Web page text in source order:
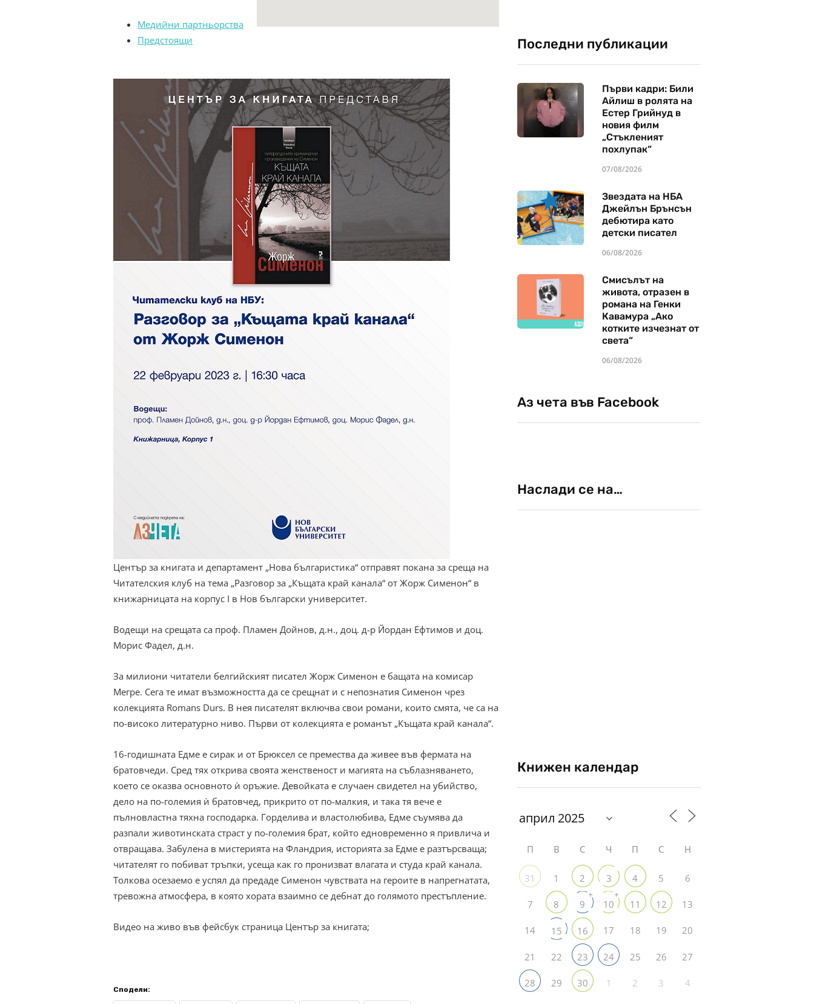
Медийни партньорства
Предстоящи
Център за книгата и департамент „Нова българистика“ отправят покана за среща на
Читателския клуб на тема „Разговор за „Къщата край канала“ от Жорж Сименон“ в
книжарницата на корпус I в Нов български университет.
Водещи на срещата са проф. Пламен Дойнов, д.н., доц. д-р Йордан Ефтимов и доц.
Морис Фадел, д.н.
За милиони читатели белгийският писател Жорж Сименон е бащата на комисар
Мегре. Сега те имат възможността да се срещнат и с непознатия Сименон чрез
колекцията Romans Durs. В нея писателят включва свои романи, които смята, че са на
по-високо литературно ниво. Първи от колекцията е романът „Къщата край канала“.
16-годишната Едме e сирак и от Брюксел се премества да живее във фермата на
братовчеди. Сред тях открива своята женственост и магията на съблазняването,
което се оказва основното ѝ оръжие. Девойката е случаен свидетел на убийство,
дело на по-големия ѝ братовчед, прикрито от по-малкия, и така тя вече е
пълновластна тяхна господарка. Горделива и властолюбива, Едме съумява да
разпали животинската страст у по-големия брат, който едновременно я привлича и
отвращава. Забулена в мистерията на Фландрия, историята за Едме е разтърсваща;
читателят го побиват тръпки, усеща как го пронизват влагата и студа край канала.
Толкова осезаемо е успял да предаде Сименон чувствата на героите в напрегнатата,
тревожна атмосфера, в която хората взаимно се дебнат до голямото престъпление.
Видео на живо във фейсбук страница Център за книгата;
Сподели:
Последни публикации
Първи кадри: Били
Айлиш в ролята на
Естер Грийнуд в
новия филм
„Стъкленият
похлупак“
07/08/2026
Звездата на НБА
Джейлън Брънсън
дебютира като
детски писател
06/08/2026
Смисълът на
живота, отразен в
романа на Генки
Кавамура „Ако
котките изчезнат от
света“
06/08/2026
Аз чета във Facebook
Наслади се на…
Книжен календар
П В С Ч П С Н
31 1 2 3 4 5 6
7 8 9
+
10
+
11 12 13
14 15 16 17 18 19 20
21 22 23 24 25 26 27
28 29 30 1 2 3 4